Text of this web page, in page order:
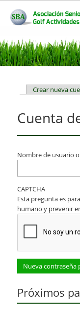
Solapas
Crear nueva
Cuenta
Nombre de usuario
CAPTCHA
Esta pregunta es
humano y prevenir
Próximos